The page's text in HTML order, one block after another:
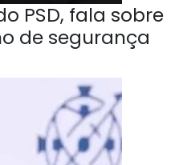
PSD, fala sobre
de segurança